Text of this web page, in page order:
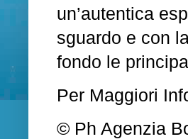
un’autentica
sguardo e con
fondo le
Per Maggiori
© Ph Agenzia